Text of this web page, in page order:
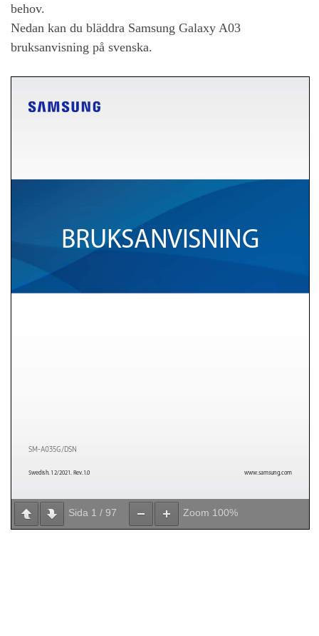
behov.
Nedan kan du bläddra Samsung Galaxy A03
bruksanvisning på svenska.
Sida 1 / 97 Zoom 100%